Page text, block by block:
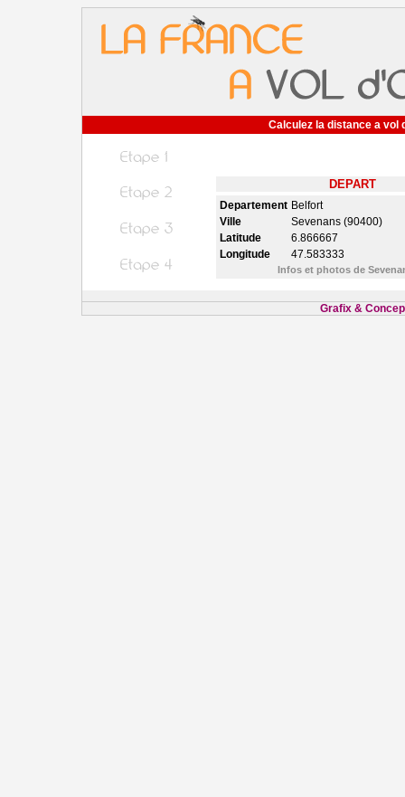
Calculez la distance a vol
DEPART
Departement Belfort
Ville
Sevenans (90400)
Latitude
6.866667
Longitude
47.583333
Infos et photos de
Grafix &